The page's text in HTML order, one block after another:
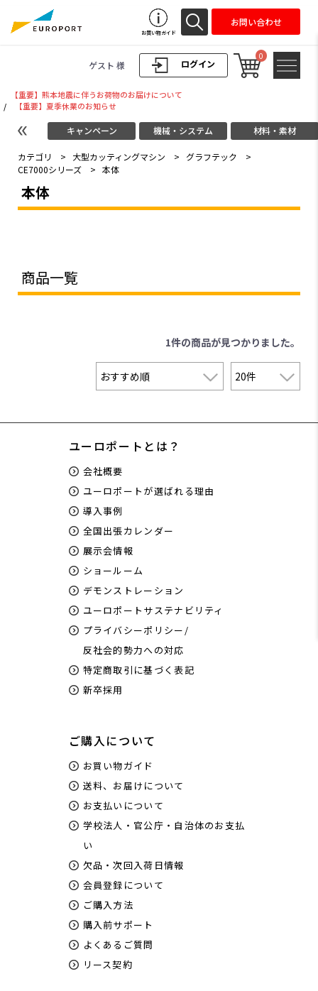
ログイン
ゲスト 様
0
お買い物ガイド
お問い合わせ
【重要】熊本地震に伴うお荷物のお届けについて
/
【重要】夏季休業のお知らせ
キャンペーン 機械・システム 材料・素材
カテゴリ > 大型カッティングマシン > グラフテック
>
CE7000シリーズ
> 本体
本体
商品一覧
1件の商品が見つかりました。
ユーロポートとは？
会社概要
ユーロポートが選ばれる理由
導入事例
全国出張カレンダー
展示会情報
ショールーム
デモンストレーション
ユーロポートサステナビリティ
プライバシーポリシー/
反社会的勢力への対応
特定商取引に基づく表記
新卒採用
ご購入について
お買い物ガイド
送料、お届けについて
お支払いについて
学校法人・官公庁・自治体のお支払
い
欠品・次回入荷日情報
会員登録について
ご購入方法
購入前サポート
よくあるご質問
リース契約